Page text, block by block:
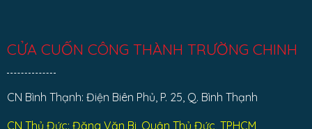
CỬA CUỐN CÔNG THÀNH TRƯỜNG CHINH
CN Bình Thạnh: Điện Biên Phủ, P. 25, Q. Bình Thạnh
CN Thủ Đức: Đặng Văn Bi, Quận Thủ Đức, TPHCM